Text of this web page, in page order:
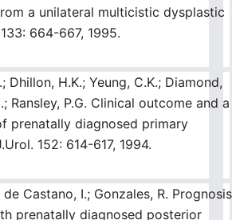
a unilateral multicistic dysplastic
664-667, 1995.
Dhillon, H.K.; Yeung, C.K.; Diamond,
Ransley, P.G. Clinical outcome and a
prenatally diagnosed primary
152: 614-617, 1994.
de Castano, I.; Gonzales, R. Prognosis
prenatally diagnosed posterior